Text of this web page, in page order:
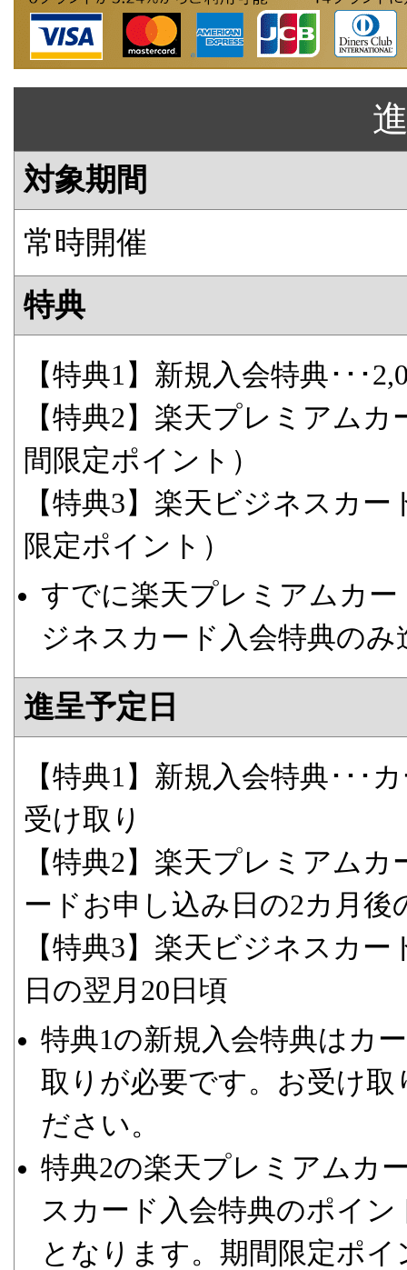
対象期間
常時開催
特典
【特典1】新規入会特典･･･
【特典2】楽天プレミアム
間限定ポイント）
【特典3】楽天ビジネスカ
限定ポイント）
すでに楽天プレミアムカ
ジネスカード入会特典の
進呈予定日
【特典1】新規入会特典･･･
受け取り
【特典2】楽天プレミアム
ードお申し込み日の2カ月後
【特典3】楽天ビジネスカ
日の翌月20日頃
特典1の新規入会特典はカ
取りが必要です。お受け
ださい。
特典2の楽天プレミアムカ
スカード入会特典のポイ
となります。期間限定ポ